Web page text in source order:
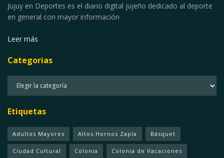
Jujuy en Deportes es el diario digital jujeño dedicado al deporte
en general con mayor información
Leer más
Categorias
Etiquetas
Adultos Mayores Altos Hornos Zapla Básquet
Ciudad Cultural Colonia Colonia de Vacaciones